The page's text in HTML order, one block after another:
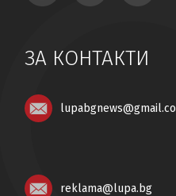
ЗА КОНТАКТИ
reklama@lupa.bg